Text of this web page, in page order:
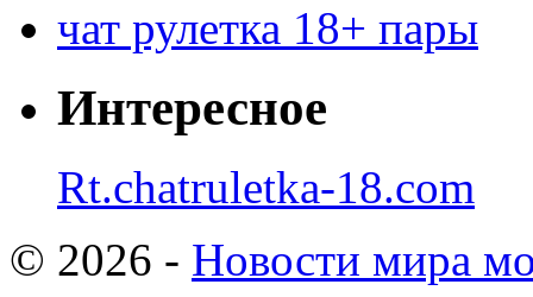
чат рулетка 18+ пары
Интересное
Rt.chatruletka-18.com
© 2026 - Новости мира